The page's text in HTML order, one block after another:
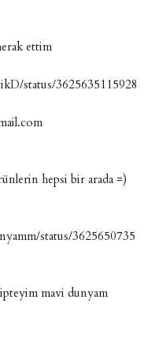
ettim
status/3625635115928
hepsi bir arada =)
status/3625650735
mavi dunyam